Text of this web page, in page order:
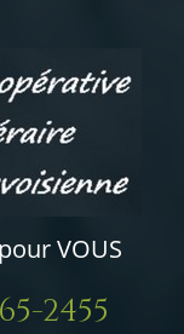
VOUS
2455